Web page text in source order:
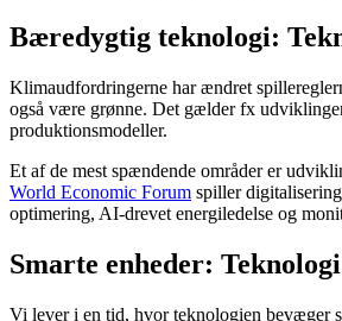
Bæredygtig teknologi:
Klimaudfordringerne har ændret
også være grønne. Det gælder fx
produktionsmodeller.
Et af de mest spændende områder er
World Economic Forum spiller
optimering, AI-drevet energiledelse og
Smarte enheder:
Vi lever i en tid, hvor teknologien bevæger